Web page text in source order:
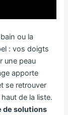
ou la
: vos doigts
une peau
apporte
se retrouver
de la liste.
de solutions